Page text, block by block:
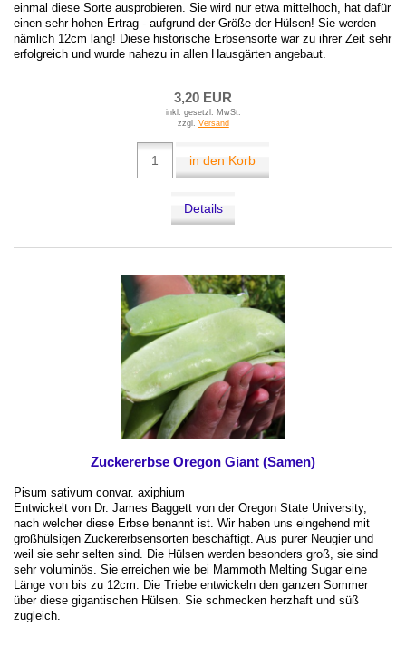
einmal diese Sorte ausprobieren. Sie wird nur etwa mittelhoch, hat dafür
einen sehr hohen Ertrag - aufgrund der Größe der Hülsen! Sie werden
nämlich 12cm lang! Diese historische Erbsensorte war zu ihrer Zeit sehr
erfolgreich und wurde nahezu in allen Hausgärten angebaut.
3,20 EUR
inkl. gesetzl. MwSt.
zzgl. Versand
in den Korb
Details
Zuckererbse Oregon Giant (Samen)
Pisum sativum convar. axiphium
Entwickelt von Dr. James Baggett von der Oregon State University,
nach welcher diese Erbse benannt ist. Wir haben uns eingehend mit
großhülsigen Zuckererbsensorten beschäftigt. Aus purer Neugier und
weil sie sehr selten sind. Die Hülsen werden besonders groß, sie sind
sehr voluminös. Sie erreichen wie bei Mammoth Melting Sugar eine
Länge von bis zu 12cm. Die Triebe entwickeln den ganzen Sommer
über diese gigantischen Hülsen. Sie schmecken herzhaft und süß
zugleich.